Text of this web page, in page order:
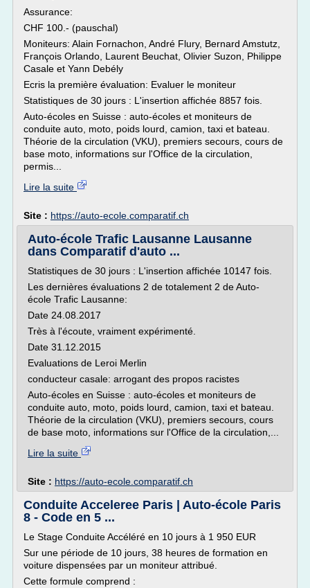
Assurance:
CHF 100.- (pauschal)
Moniteurs: Alain Fornachon, André Flury, Bernard Amstutz,
François Orlando, Laurent Beuchat, Olivier Suzon, Philippe
Casale et Yann Debély
Ecris la première évaluation: Evaluer le moniteur
Statistiques de 30 jours : L'insertion affichée 8857 fois.
Auto-écoles en Suisse : auto-écoles et moniteurs de
conduite auto, moto, poids lourd, camion, taxi et bateau.
Théorie de la circulation (VKU), premiers secours, cours de
base moto, informations sur l'Office de la circulation,
permis...
Lire la suite
Site : https://auto-ecole.comparatif.ch
Auto-école Trafic Lausanne Lausanne
dans Comparatif d'auto ...
Statistiques de 30 jours : L'insertion affichée 10147 fois.
Les dernières évaluations 2 de totalement 2 de Auto-
école Trafic Lausanne:
Date 24.08.2017
Très à l'écoute, vraiment expérimenté.
Date 31.12.2015
Evaluations de Leroi Merlin
conducteur casale: arrogant des propos racistes
Auto-écoles en Suisse : auto-écoles et moniteurs de
conduite auto, moto, poids lourd, camion, taxi et bateau.
Théorie de la circulation (VKU), premiers secours, cours
de base moto, informations sur l'Office de la circulation,...
Lire la suite
Site : https://auto-ecole.comparatif.ch
Conduite Acceleree Paris | Auto-école Paris
8 - Code en 5 ...
Le Stage Conduite Accéléré en 10 jours à 1 950 EUR
Sur une période de 10 jours, 38 heures de formation en
voiture dispensées par un moniteur attribué.
Cette formule comprend :